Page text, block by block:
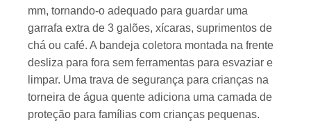
mm, tornando-o adequado para guardar uma
garrafa extra de 3 galões, xícaras, suprimentos de
chá ou café. A bandeja coletora montada na frente
desliza para fora sem ferramentas para esvaziar e
limpar. Uma trava de segurança para crianças na
torneira de água quente adiciona uma camada de
proteção para famílias com crianças pequenas.